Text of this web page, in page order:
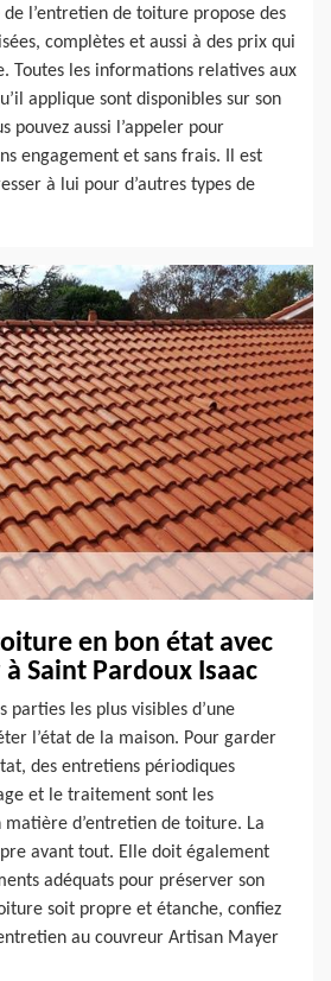
l’entretien de toiture propose des
complètes et aussi à des prix qui
Toutes les informations relatives aux
applique sont disponibles sur son
pouvez aussi l’appeler pour
engagement et sans frais. Il est
à lui pour d’autres types de
en bon état avec
Saint Pardoux Isaac
parties les plus visibles d’une
l’état de la maison. Pour garder
des entretiens périodiques
et le traitement sont les
matière d’entretien de toiture. La
avant tout. Elle doit également
adéquats pour préserver son
soit propre et étanche, confiez
au couvreur Artisan Mayer